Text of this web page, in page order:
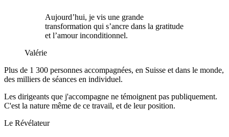
Aujourd’hui, je vis une grande
transformation qui s’ancre dans la gratitude
et l’amour inconditionnel.
Valérie
Plus de 1 300 personnes accompagnées, en Suisse et dans le monde,
des milliers de séances en individuel.
Les dirigeants que j'accompagne ne témoignent pas publiquement.
C'est la nature même de ce travail, et de leur position.
Le Révélateur